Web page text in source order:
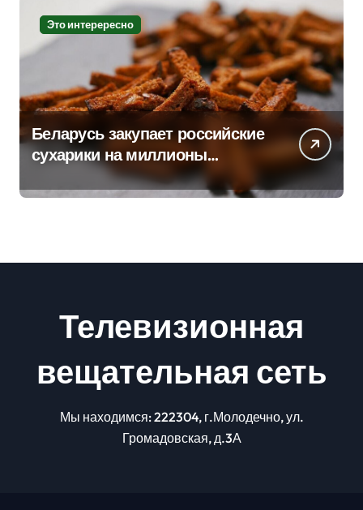
Это интерересно
Беларусь закупает российские
сухарики на миллионы
долларов – смотрим сумму
Телевизионная
вещательная сеть
Мы находимся: 222304, г.Молодечно, ул.
Громадовская, д.3А